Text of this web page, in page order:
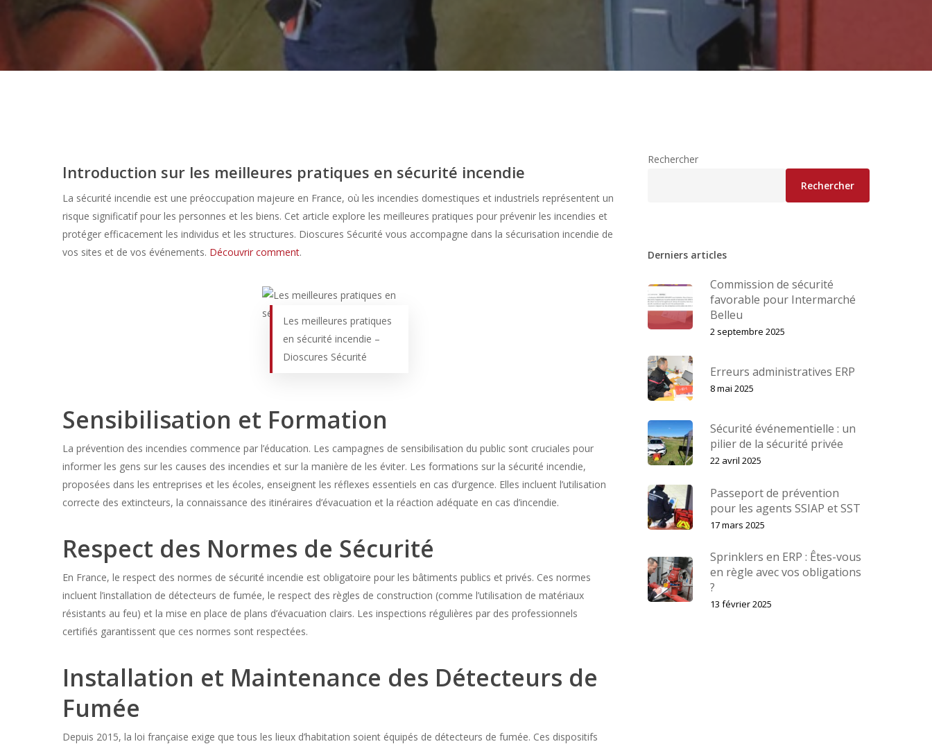
Introduction sur les meilleures pratiques en sécurité incendie
La sécurité incendie est une préoccupation majeure en France, où les incendies domestiques et industriels représentent un
risque significatif pour les personnes et les biens. Cet article explore les meilleures pratiques pour prévenir les incendies et
protéger efficacement les individus et les structures. Dioscures Sécurité vous accompagne dans la sécurisation incendie de
vos sites et de vos événements. Découvrir comment.
Les meilleures pratiques
en sécurité incendie –
Dioscures Sécurité
Sensibilisation et Formation
La prévention des incendies commence par l’éducation. Les campagnes de sensibilisation du public sont cruciales pour
informer les gens sur les causes des incendies et sur la manière de les éviter. Les formations sur la sécurité incendie,
proposées dans les entreprises et les écoles, enseignent les réflexes essentiels en cas d’urgence. Elles incluent l’utilisation
correcte des extincteurs, la connaissance des itinéraires d’évacuation et la réaction adéquate en cas d’incendie.
Respect des Normes de Sécurité
En France, le respect des normes de sécurité incendie est obligatoire pour les bâtiments publics et privés. Ces normes
incluent l’installation de détecteurs de fumée, le respect des règles de construction (comme l’utilisation de matériaux
résistants au feu) et la mise en place de plans d’évacuation clairs. Les inspections régulières par des professionnels
certifiés garantissent que ces normes sont respectées.
Installation et Maintenance des Détecteurs de
Fumée
Depuis 2015, la loi française exige que tous les lieux d’habitation soient équipés de détecteurs de fumée. Ces dispositifs
Rechercher
Rechercher
Derniers articles
Commission de sécurité
favorable pour Intermarché
Belleu
2 septembre 2025
Erreurs administratives ERP
8 mai 2025
Sécurité événementielle : un
pilier de la sécurité privée
22 avril 2025
Passeport de prévention
pour les agents SSIAP et SST
17 mars 2025
Sprinklers en ERP : Êtes-vous
en règle avec vos obligations
?
13 février 2025